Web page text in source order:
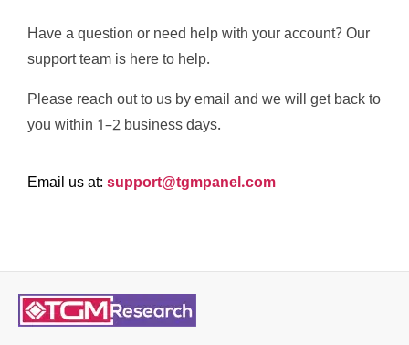
Have a question or need help with your account? Our
support team is here to help.
Please reach out to us by email and we will get back to
you within 1–2 business days.
Email us at:support@tgmpanel.com